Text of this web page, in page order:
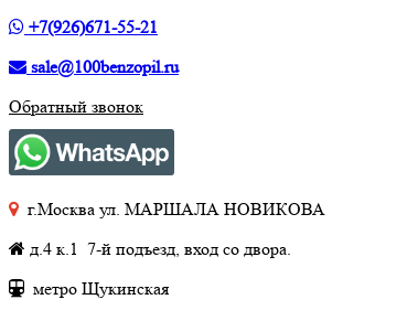
+7(926)671-55-21
sale@100benzopil.ru
Обратный звонок
г.Москва ул. МАРШАЛА НОВИКОВА
д.4 к.1 7-й подъезд, вход со двора.
метро Щукинская